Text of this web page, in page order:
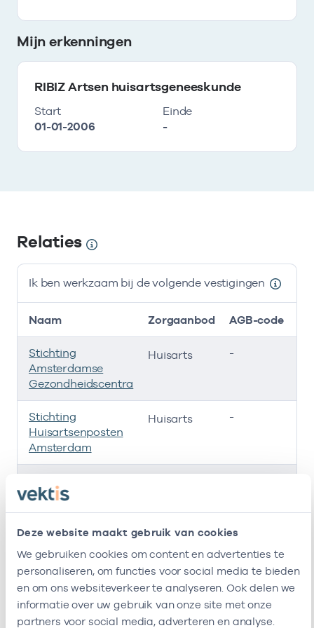
Deze website maakt gebruik van cookies
We gebruiken cookies om content en advertenties te
personaliseren, om functies voor social media te bieden
en om ons websiteverkeer te analyseren. Ook delen we
informatie over uw gebruik van onze site met onze
partners voor social media, adverteren en analyse.
Mijn erkenningen
RIBIZ Artsen huisartsgeneeskunde
Start
01-01-2006
Einde
-
Relaties
Ik ben werkzaam bij de volgende vestigingen
Ik ben werkzaam bij de volgende vestigingen
Naam Zorgaanbod AGB-code
Stichting
Amsterdamse
Gezondheidscentra
Huisarts -
Stichting
Huisartsenposten
Amsterdam
Huisarts -
Cooperatie
Noorderzorg U.a.
Kadoelerbreek
Ik heb een arbeidsrelatie met